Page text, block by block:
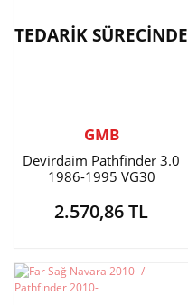
TEDARİK SÜRECİNDE
GMB
Devirdaim Pathfinder 3.0
1986-1995 VG30
2.570,86 TL